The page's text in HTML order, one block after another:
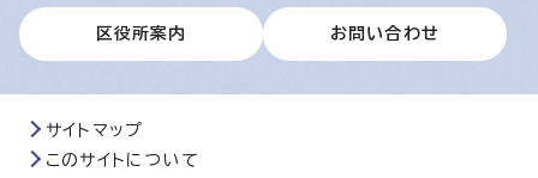
区役所案内 お問い合わせ
サイトマップ
このサイトについて